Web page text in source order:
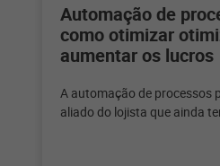
Automação de
como otimizar
aumentar os lucros
A automação de processos
aliado do lojista que ainda